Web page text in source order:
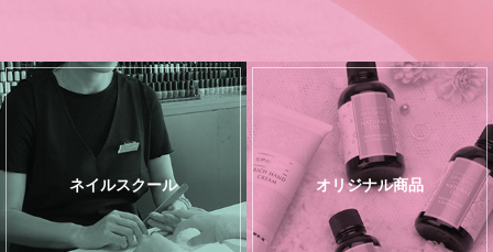
ネイルスクール オリジナル商品